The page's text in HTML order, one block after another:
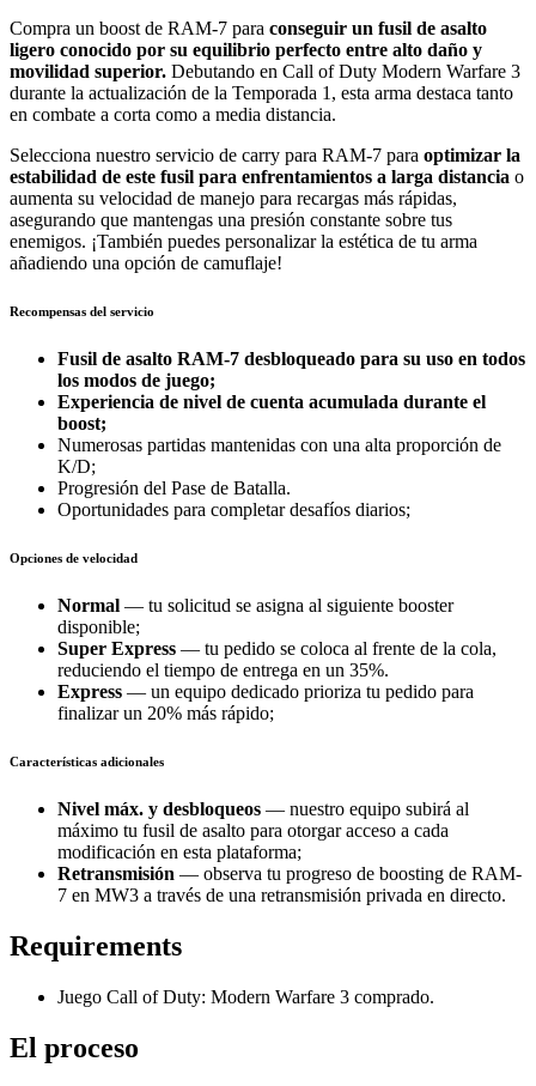
Compra un boost de RAM-7 para conseguir un fusil de asalto
ligero conocido por su equilibrio perfecto entre alto daño y
movilidad superior. Debutando en Call of Duty Modern Warfare 3
durante la actualización de la Temporada 1, esta arma destaca tanto
en combate a corta como a media distancia.
Selecciona nuestro servicio de carry para RAM-7 para optimizar la
estabilidad de este fusil para enfrentamientos a larga distancia o
aumenta su velocidad de manejo para recargas más rápidas,
asegurando que mantengas una presión constante sobre tus
enemigos. ¡También puedes personalizar la estética de tu arma
añadiendo una opción de camuflaje!
Recompensas del servicio
Fusil de asalto RAM-7 desbloqueado para su uso en todos
los modos de juego;
Experiencia de nivel de cuenta acumulada durante el
boost;
Numerosas partidas mantenidas con una alta proporción de
K/D;
Progresión del Pase de Batalla.
Oportunidades para completar desafíos diarios;
Opciones de velocidad
Normal — tu solicitud se asigna al siguiente booster
disponible;
Super Express — tu pedido se coloca al frente de la cola,
reduciendo el tiempo de entrega en un 35%.
Express — un equipo dedicado prioriza tu pedido para
finalizar un 20% más rápido;
Características adicionales
Nivel máx. y desbloqueos — nuestro equipo subirá al
máximo tu fusil de asalto para otorgar acceso a cada
modificación en esta plataforma;
Retransmisión — observa tu progreso de boosting de RAM-
7 en MW3 a través de una retransmisión privada en directo.
Requirements
Juego Call of Duty: Modern Warfare 3 comprado.
El proceso